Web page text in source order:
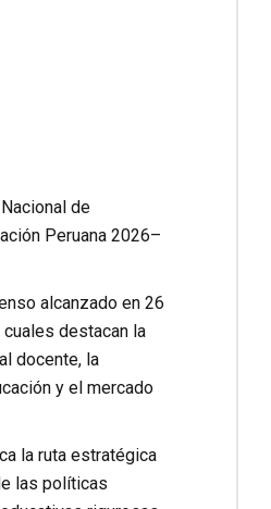
de
Peruana 2026–
alcanzado en 26
destacan la
docente, la
y el mercado
la ruta estratégica
las políticas